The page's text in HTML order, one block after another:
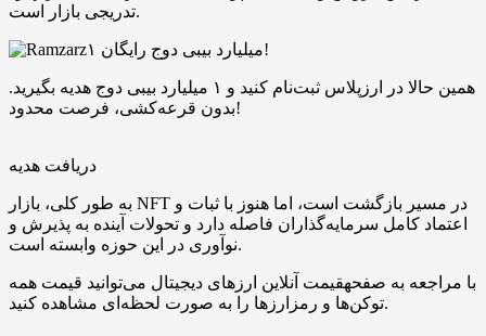
تدریجی بازار است.
۱ میلیارد بیبی دوج رایگان!
همین حالا در ارزپلاس ثبت‌نام کنید و ۱ میلیارد بیبی دوج هدیه بگیرید.
بدون قرعه‌کشی، فرصت محدود!
دریافت هدیه
به طور کلی، بازار NFT در مسیر بازگشت است، اما هنوز با ثبات و
اعتماد کامل سرمایه‌گذاران فاصله دارد و تحولات آینده به پذیرش و
نوآوری در این حوزه وابسته است.
با مراجعه به صفحهقیمت آنلاین ارزهای دیجیتال می‌توانید قیمت همه
توکن‌ها و رمزارزها را به صورت لحظه‌ای مشاهده کنید.